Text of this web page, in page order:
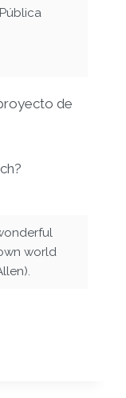
Pública
de
world